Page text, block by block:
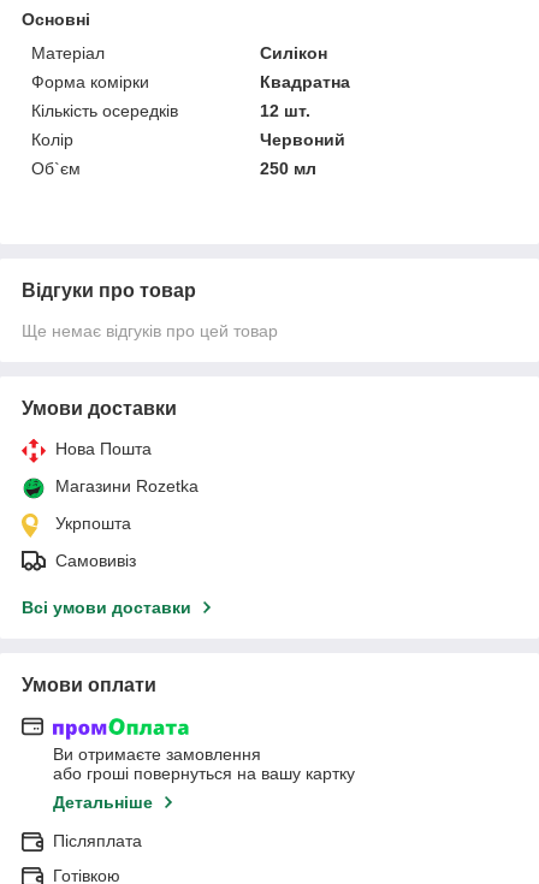
Основні
Матеріал
Силікон
Форма комірки
Квадратна
Кількість осередків
12 шт.
Колір
Червоний
Об`єм
250 мл
Відгуки про товар
Ще немає відгуків про цей товар
Умови доставки
Нова Пошта
Магазини Rozetka
Укрпошта
Самовивіз
Всі умови доставки
Умови оплати
Ви отримаєте замовлення
або гроші повернуться на вашу картку
Детальніше
Післяплата
Готівкою